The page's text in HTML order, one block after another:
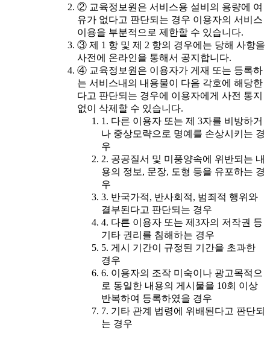
② 교육정보원은 서비스용 설비의 용량에 여
유가 없다고 판단되는 경우 이용자의 서비스
이용을 부분적으로 제한할 수 있습니다.
③ 제 1 항 및 제 2 항의 경우에는 당해 사항을
사전에 온라인을 통해서 공지합니다.
④ 교육정보원은 이용자가 게재 또는 등록하
는 서비스내의 내용물이 다음 각호에 해당한
다고 판단되는 경우에 이용자에게 사전 통지
없이 삭제할 수 있습니다.
1. 다른 이용자 또는 제 3자를 비방하거
나 중상모략으로 명예를 손상시키는 경
우
2. 공공질서 및 미풍양속에 위반되는 내
용의 정보, 문장, 도형 등을 유포하는 경
우
3. 반국가적, 반사회적, 범죄적 행위와
결부된다고 판단되는 경우
4. 다른 이용자 또는 제3자의 저작권 등
기타 권리를 침해하는 경우
5. 게시 기간이 규정된 기간을 초과한
경우
6. 이용자의 조작 미숙이나 광고목적으
로 동일한 내용의 게시물을 10회 이상
반복하여 등록하였을 경우
7. 기타 관계 법령에 위배된다고 판단되
는 경우